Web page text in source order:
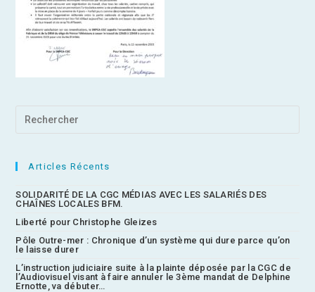
Articles Récents
SOLIDARITÉ DE LA CGC MÉDIAS AVEC LES SALARIÉS DES
CHAÎNES LOCALES BFM.
Liberté pour Christophe Gleizes
Pôle Outre-mer : Chronique d’un système qui dure parce qu’on
le laisse durer
L’instruction judiciaire suite à la plainte déposée par la CGC de
l’Audiovisuel visant à faire annuler le 3ème mandat de Delphine
Ernotte, va débuter…